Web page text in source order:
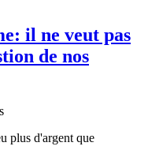
il ne veut pas
de nos
plus d'argent que